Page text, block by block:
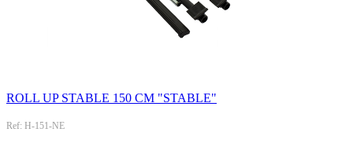
ROLL UP STABLE 150 CM "STABLE"
Ref: H-151-NE